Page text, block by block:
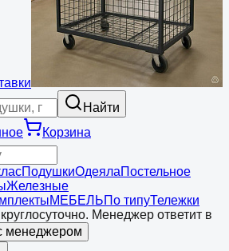
Найти
Корзина
ПодушкиОдеялаПостельное
Железные
МЕБЕЛЬПо типуТележки
Менеджер ответит в
менеджером